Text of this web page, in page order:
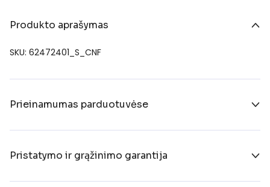
Produkto aprašymas
SKU: 62472401_S_CNF
Prieinamumas parduotuvėse
Pristatymo ir grąžinimo garantija